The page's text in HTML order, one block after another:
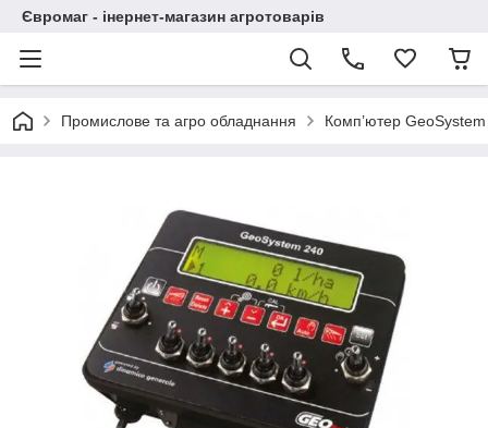
Євромаг - інернет-магазин агротоварів
Промислове та агро обладнання Комп’ютер